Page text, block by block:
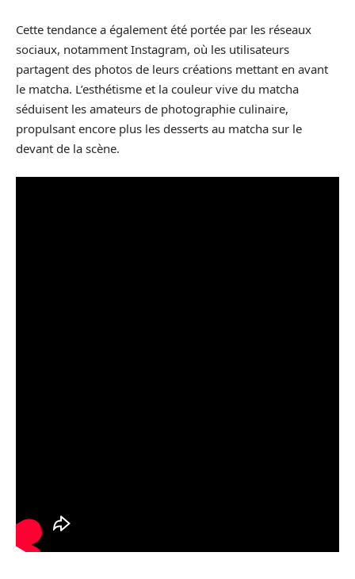
Cette tendance a également été portée par les réseaux
sociaux, notamment Instagram, où les utilisateurs
partagent des photos de leurs créations mettant en avant
le matcha. L’esthétisme et la couleur vive du matcha
séduisent les amateurs de photographie culinaire,
propulsant encore plus les desserts au matcha sur le
devant de la scène.